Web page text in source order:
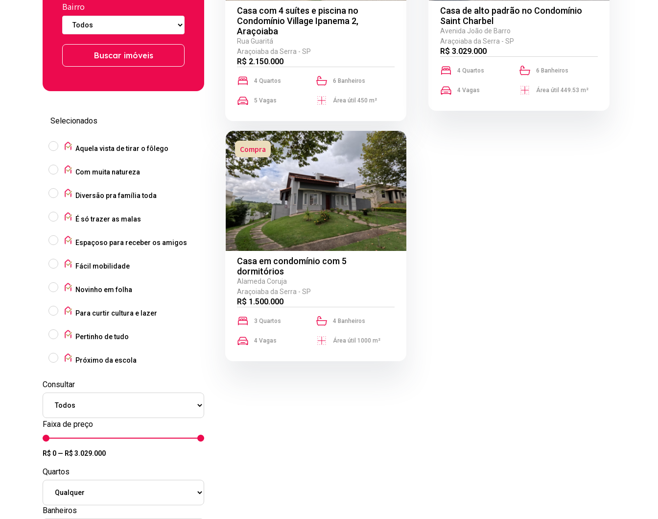
Bairro
Buscar imóveis
Selecionados
Aquela vista de tirar o fôlego
Com muita natureza
Diversão pra família toda
É só trazer as malas
Espaçoso para receber os amigos
Fácil mobilidade
Novinho em folha
Para curtir cultura e lazer
Pertinho de tudo
Próximo da escola
Consultar
Faixa de preço
R$ 0 — R$ 3.029.000
Quartos
Banheiros
Casa com 4 suítes e piscina no
Condomínio Village Ipanema 2,
Araçoiaba
Rua Guaritá
Araçoiaba da Serra - SP
R$ 2.150.000
4 Quartos 6 Banheiros
5 Vagas Área útil 450 m²
Casa de alto padrão no Condomínio
Saint Charbel
Avenida João de Barro
Araçoiaba da Serra - SP
R$ 3.029.000
4 Quartos 6 Banheiros
4 Vagas Área útil 449.53 m²
Compra
Casa em condomínio com 5
dormitórios
Alameda Coruja
Araçoiaba da Serra - SP
R$ 1.500.000
3 Quartos 4 Banheiros
4 Vagas Área útil 1000 m²